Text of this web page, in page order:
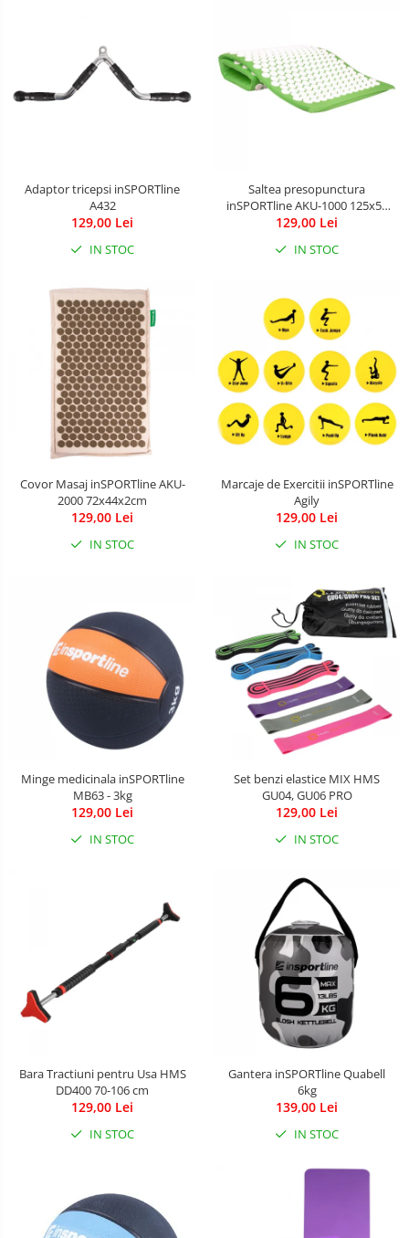
Patine gheata reglabile
Patine gheata fixe
Corturi si casute copii
Articole de plaja
Benzi de Alergare
Steppere Fitness
Aparate Fitness Multifunctionale
Biciclete Eliptice
Aparate Fitness de Vaslit
Banci forta multifunctionale
Aparate Vibromasaj si accesorii
Box
Bare - Discuri - Greutati
Mingi fitness si medicinale
Scara antrenament
Incalzitoare si sterilizatoare
biberoane bebe
Umidificatoare electrice aer
Cantare bebelusi si adulti
Interfoane bebelusi
Aparate aerosoli
Termometre camera si baie
Termometre copii si bebe
Adaptor tricepsi inSPORTline
A432
129,00 Lei
IN STOC
Saltea presopunctura
inSPORTline AKU-1000 125x50
cm
129,00 Lei
IN STOC
Covor Masaj inSPORTline AKU-
2000 72x44x2cm
129,00 Lei
IN STOC
Marcaje de Exercitii inSPORTline
Agily
129,00 Lei
IN STOC
Minge medicinala inSPORTline
MB63 - 3kg
129,00 Lei
IN STOC
Set benzi elastice MIX HMS
GU04, GU06 PRO
129,00 Lei
IN STOC
Bara Tractiuni pentru Usa HMS
DD400 70-106 cm
129,00 Lei
IN STOC
Gantera inSPORTline Quabell
6kg
139,00 Lei
IN STOC